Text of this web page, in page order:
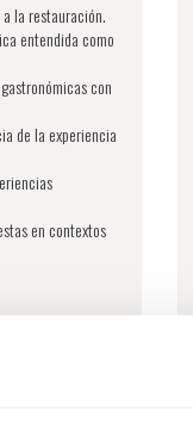
la restauración.
entendida como
con
de la experiencia
en contextos